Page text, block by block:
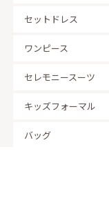
セットドレス
ワンピース
セレモニースーツ
キッズフォーマル
バッグ